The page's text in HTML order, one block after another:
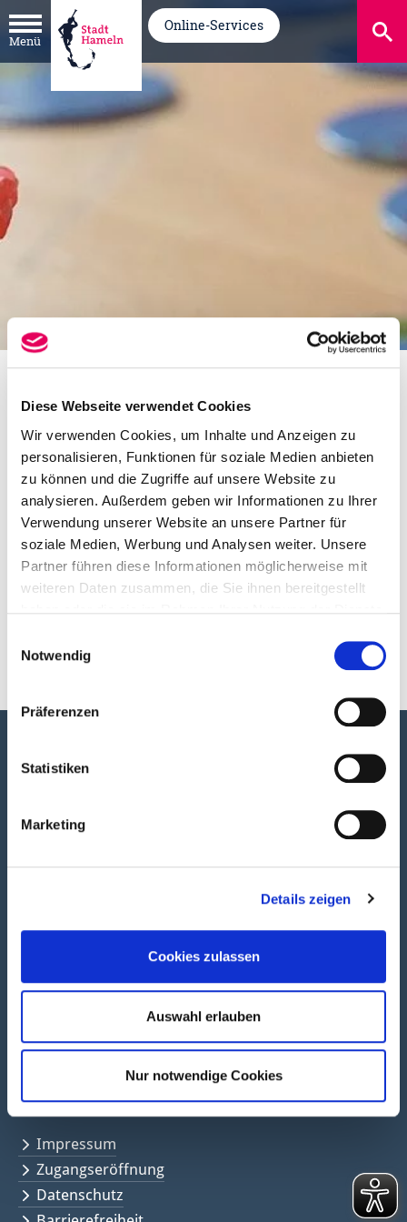
Diese Webseite verwendet Cookies
Wir verwenden Cookies, um Inhalte und Anzeigen zu
personalisieren, Funktionen für soziale Medien anbieten
zu können und die Zugriffe auf unsere Website zu
analysieren. Außerdem geben wir Informationen zu Ihrer
Verwendung unserer Website an unsere Partner für
soziale Medien, Werbung und Analysen weiter. Unsere
Partner führen diese Informationen möglicherweise mit
weiteren Daten zusammen, die Sie ihnen bereitgestellt
Notwendig
Präferenzen
Statistiken
Marketing
Details zeigen
Cookies zulassen
Auswahl erlauben
Nur notwendige Cookies
Menü
Online-Services
Für Familien
Familiencard
Twitter<Instagramm<
Links & Rechte
Impressum
Zugangseröffnung
Datenschutz